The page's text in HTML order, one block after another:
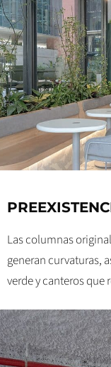
Las columnas
generan curvaturas,
verde y canteros que